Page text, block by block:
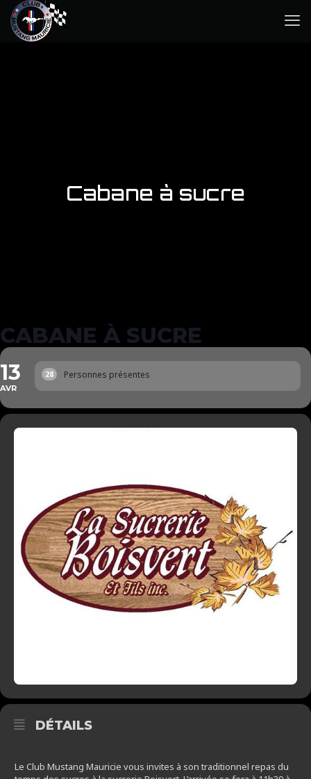
Cabane à sucre
CABANE À SUCRE
13
AVR
28 Personnes présentes
DÉTAILS
Le Club Mustang Mauricie vous invites à son traditionnel repas du